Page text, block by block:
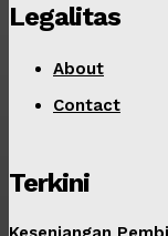
Legalitas
About
Contact
Terkini